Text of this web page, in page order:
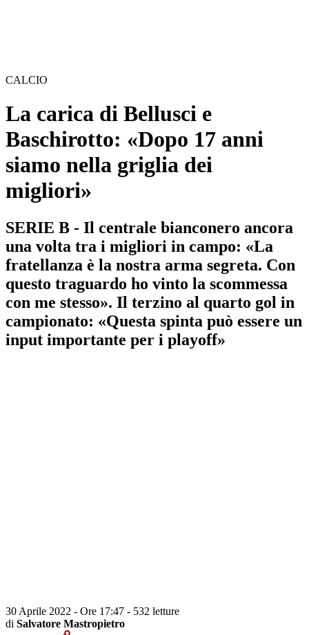
CALCIO
La carica di Bellusci e
Baschirotto: «Dopo 17 anni
siamo nella griglia dei
migliori»
SERIE B - Il centrale bianconero ancora
una volta tra i migliori in campo: «La
fratellanza è la nostra arma segreta. Con
questo traguardo ho vinto la scommessa
con me stesso». Il terzino al quarto gol in
campionato: «Questa spinta può essere un
input importante per i playoff»
30 Aprile 2022 - Ore 17:47 - 532 letture
di Salvatore Mastropietro